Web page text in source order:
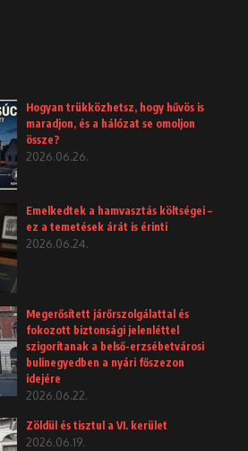
Hogyan trükközhetsz, hogy hűvös is
maradjon, és a hálózat se omoljon
össze?
2026.06.26.
Emelkedtek a hamvasztás költségei –
ez a temetések árát is érinti
2026.06.24.
Megerősített járőrszolgálattal és
fokozott biztonsági jelenléttel
szigorítanak a belső-erzsébetvárosi
bulinegyedben a nyári főszezon
idejére
2026.06.22.
Zöldül és tisztul a VI. kerület
2026.06.19.